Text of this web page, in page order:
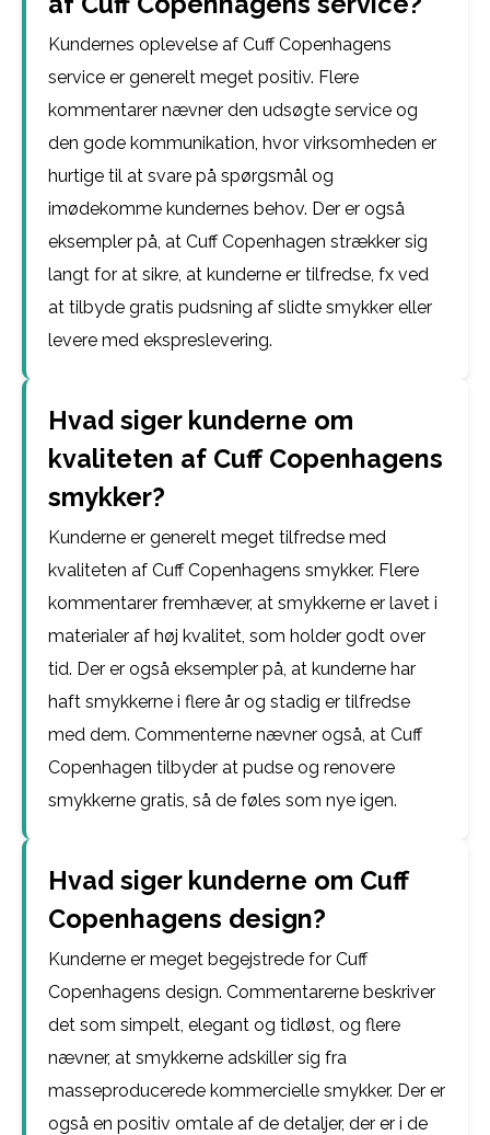
Kundernes oplevelse af Cuff Copenhagens
service er generelt meget positiv. Flere
kommentarer nævner den udsøgte service og
den gode kommunikation, hvor virksomheden er
hurtige til at svare på spørgsmål og
imødekomme kundernes behov. Der er også
eksempler på, at Cuff Copenhagen strækker sig
langt for at sikre, at kunderne er tilfredse, fx ved
at tilbyde gratis pudsning af slidte smykker eller
levere med ekspreslevering.
Hvad siger kunderne om
kvaliteten af Cuff Copenhagens
smykker?
Kunderne er generelt meget tilfredse med
kvaliteten af Cuff Copenhagens smykker. Flere
kommentarer fremhæver, at smykkerne er lavet i
materialer af høj kvalitet, som holder godt over
tid. Der er også eksempler på, at kunderne har
haft smykkerne i flere år og stadig er tilfredse
med dem. Commenterne nævner også, at Cuff
Copenhagen tilbyder at pudse og renovere
smykkerne gratis, så de føles som nye igen.
Hvad siger kunderne om Cuff
Copenhagens design?
Kunderne er meget begejstrede for Cuff
Copenhagens design. Commentarerne beskriver
det som simpelt, elegant og tidløst, og flere
nævner, at smykkerne adskiller sig fra
masseproducerede kommercielle smykker. Der er
også en positiv omtale af de detaljer, der er i de